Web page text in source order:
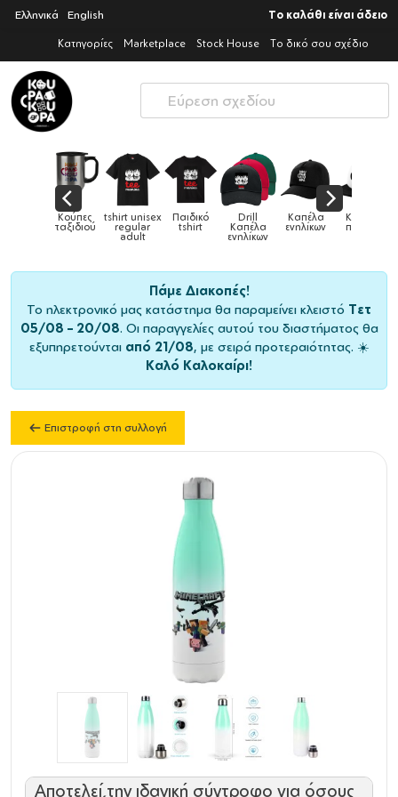
Ελληνικά English Το καλάθι είναι άδειο
Κατηγορίες Marketplace Stock House Το δικό σου σχέδιο
Κούπες
ταξιδιού
tshirt unisex
regular
adult
Παιδικό
tshirt
Drill
Καπέλα
ενηλίκων
Καπέλα
ενηλίκων
Καπέλα
παιδικά
Πάμε Διακοπές!
Το ηλεκτρονικό μας κατάστημα θα παραμείνει κλειστό Τετ
05/08 – 20/08. Οι παραγγελίες αυτού του διαστήματος θα
εξυπηρετούνται από 21/08, με σειρά προτεραιότητας. ☀️
Καλό Καλοκαίρι!
Επιστροφή στη συλλογή
Αποτελεί την ιδανική σύντροφο για όσους